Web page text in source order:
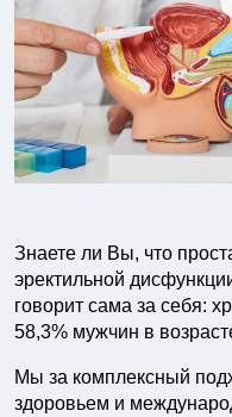
Знаете ли Вы, что
эректильной
говорит сама за себя:
58,3% мужчин в
Мы за комплексный
здоровьем и